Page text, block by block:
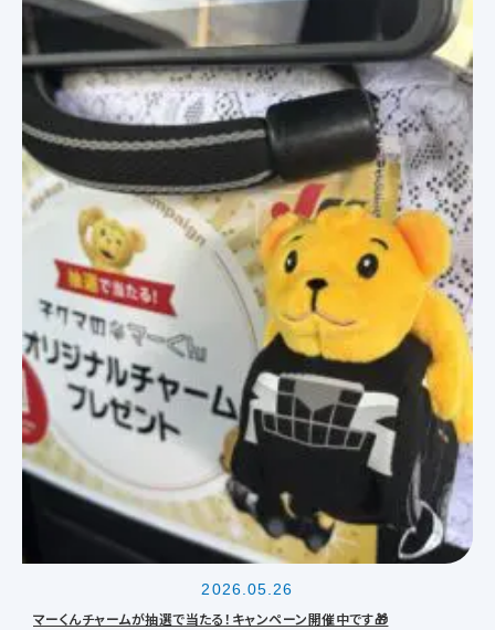
2026.05.26
マーくんチャームが抽選で当たる！キャンペーン開催中です🎁